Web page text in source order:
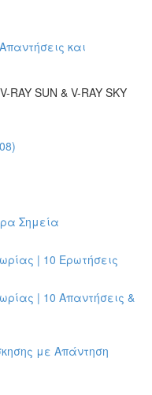
και
RAY SUN & V-RAY SKY
Σημεία
| 10 Ερωτήσεις
| 10 Απαντήσεις &
με Απάντηση